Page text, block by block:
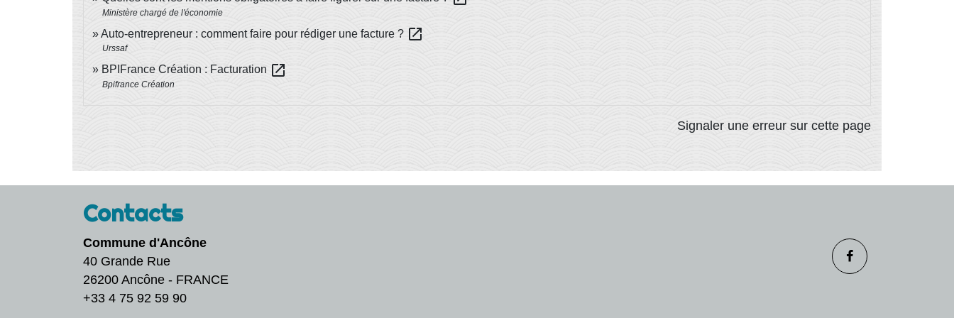
Ministère chargé de l'économie
Auto-entrepreneur : comment faire pour rédiger une facture ? open_in_new
Urssaf
BPIFrance Création : Facturation open_in_new
Bpifrance Création
Signaler une erreur sur cette page
Contacts
Commune d'Ancône
40 Grande Rue
26200 Ancône - FRANCE
+33 4 75 92 59 90